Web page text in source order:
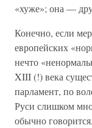
«хуже»; она —
Конечно, если
европейских
нечто
XIII (!) века
парламент, по
Руси слишком
обычно